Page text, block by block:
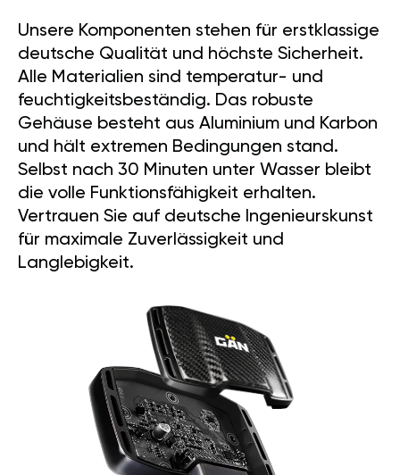
Unsere Komponenten stehen für erstklassige
deutsche Qualität und höchste Sicherheit.
Alle Materialien sind temperatur- und
feuchtigkeitsbeständig. Das robuste
Gehäuse besteht aus Aluminium und Karbon
und hält extremen Bedingungen stand.
Selbst nach 30 Minuten unter Wasser bleibt
die volle Funktionsfähigkeit erhalten.
Vertrauen Sie auf deutsche Ingenieurskunst
für maximale Zuverlässigkeit und
Langlebigkeit.